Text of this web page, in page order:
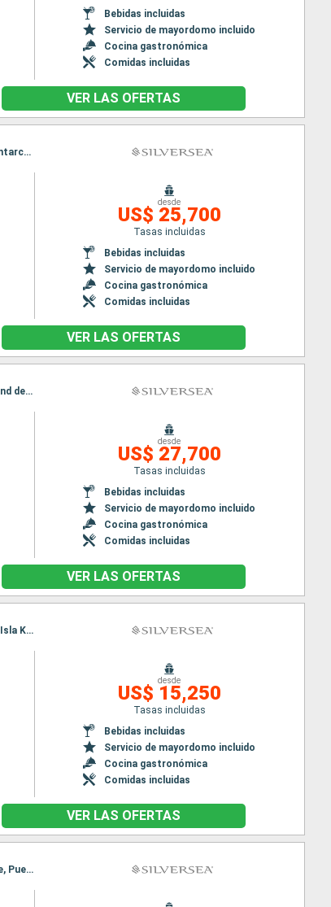
Bebidas incluidas
Servicio de mayordomo incluido
Cocina gastronómica
Comidas incluidas
VER LAS OFERTAS
Itinerario : Puerto Williams, West Point Island Falkland, Puerto Argentino, South Georgia, île Elephant, Antarctic Sound, Peninsula Antártida, Islas Shetland del Sur, Paso de Drake, Puerto Williams, West Point Island Falkland, Puerto Argentino, South Georgia, île Elephant, Antarctic Sound, Peninsula Antártida, Islas Shetland del Sur, Paso de Drake, Puerto Williams
desde
US$ 25,700
Tasas incluidas
Bebidas incluidas
Servicio de mayordomo incluido
Cocina gastronómica
Comidas incluidas
VER LAS OFERTAS
Itinerario : Puerto Williams, South Georgia, Paso de Drake, île Elephant, Peninsula Antártida, Islas Shetland del Sur, Puerto Williams, South Georgia, Paso de Drake, île Elephant, Peninsula Antártida, Islas Shetland del Sur, Paso de Drake, Puerto Williams
desde
US$ 27,700
Tasas incluidas
Bebidas incluidas
Servicio de mayordomo incluido
Cocina gastronómica
Comidas incluidas
VER LAS OFERTAS
Itinerario : Puerto Williams, Paso de Drake, Antarctic Sound, Peninsula Antártida, Islas Shetland del Sur, Isla King Georges, Puerto Williams, Paso de Drake, Antarctic Sound, Peninsula Antártida, Islas Shetland del Sur, Isla King Georges
desde
US$ 15,250
Tasas incluidas
Bebidas incluidas
Servicio de mayordomo incluido
Cocina gastronómica
Comidas incluidas
VER LAS OFERTAS
Itinerario : Isla King Georges, Antarctic Sound, Peninsula Antártida, Islas Shetland del Sur, Paso de Drake, Puerto Williams, Isla King Georges, Antarctic Sound, Peninsula Antártida, Islas Shetland del Sur, Paso de Drake, Puerto Williams